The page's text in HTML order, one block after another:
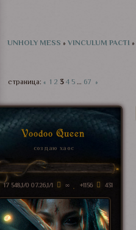
UNHOLY MESS » VINCULUM PACTI »
страница: « 1 2 3 4 5 … 67 »
Voodoo Queen
создаю хаос
17 548,1/0 07.26,1/1 ∞ +1156 431